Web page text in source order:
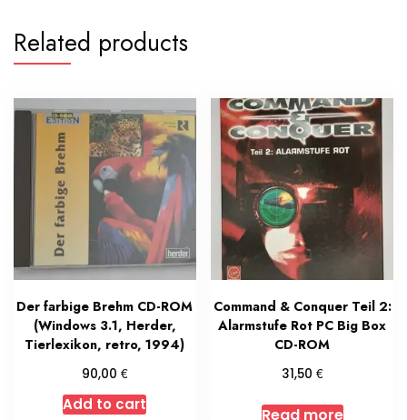
Related products
Der farbige Brehm CD-ROM
(Windows 3.1, Herder,
Tierlexikon, retro, 1994)
90,00 €
Add to cart
Command & Conquer Teil 2:
Alarmstufe Rot PC Big Box
CD-ROM
31,50 €
Read more